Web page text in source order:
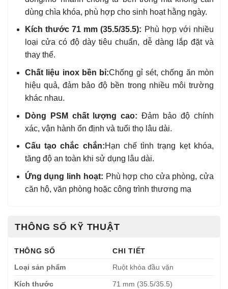
dùng chìa khóa, phù hợp cho sinh hoạt hằng ngày.
Kích thước 71 mm (35.5/35.5): Phù hợp với nhiều
loại cửa có độ dày tiêu chuẩn, dễ dàng lắp đặt và
thay thế.
Chất liệu inox bền bỉ:Chống gỉ sét, chống ăn mòn
hiệu quả, đảm bảo độ bền trong nhiều môi trường
khác nhau.
Dòng PSM chất lượng cao: Đảm bảo độ chính
xác, vận hành ổn định và tuổi thọ lâu dài.
Cấu tạo chắc chắn:Hạn chế tình trạng kẹt khóa,
tăng độ an toàn khi sử dụng lâu dài.
Ứng dụng linh hoạt: Phù hợp cho cửa phòng, cửa
căn hộ, văn phòng hoặc công trình thương mạ
THÔNG SỐ KỸ THUẬT
THÔNG SỐ
CHI TIẾT
Loại sản phẩm
Ruột khóa đầu vặn
Kích thước 71 mm (35.5/35.5)